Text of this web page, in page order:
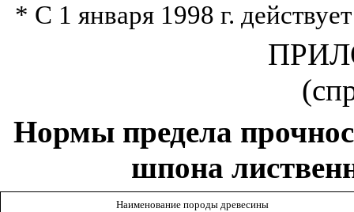
* С 1 января 1998 г.
Нормы предела
шпона
Наименование породы древесины